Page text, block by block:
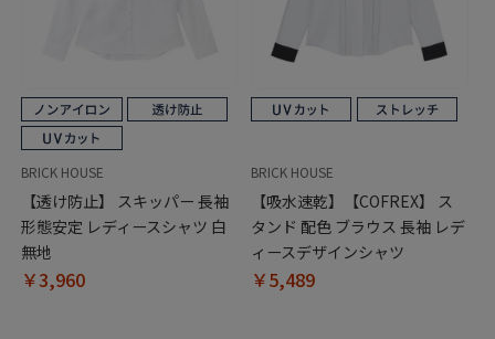
BRICK HOUSE
【透け防止】 スキッパー 長袖
形態安定 レディースシャツ 白
無地
￥3,960
BRICK HOUSE
【吸水速乾】【COFREX】 ス
タンド 配色 ブラウス 長袖 レデ
ィースデザインシャツ
￥5,489